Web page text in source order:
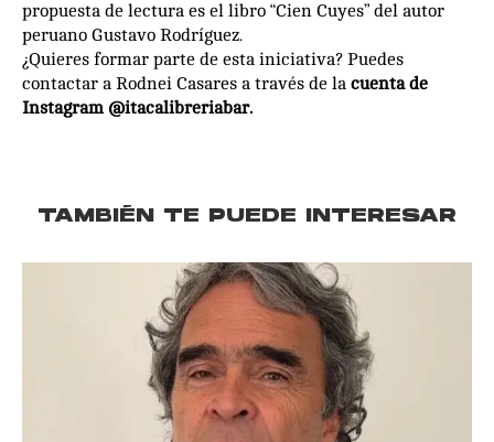
propuesta de lectura es el libro “Cien Cuyes” del autor
peruano Gustavo Rodríguez.
¿Quieres formar parte de esta iniciativa? Puedes
contactar a Rodnei Casares a través de la cuenta de
Instagram @itacalibreriabar.
TAMBIÉN TE PUEDE INTERESAR